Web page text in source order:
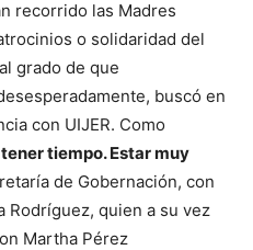
recorrido las Madres
o solidaridad del
grado de que
buscó en
con UIJER. Como
tiempo. Estar muy
de Gobernación, con
Rodríguez, quien a su vez
Martha Pérez